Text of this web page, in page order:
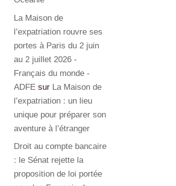
La Maison de
l’expatriation rouvre ses
portes à Paris du 2 juin
au 2 juillet 2026 -
Français du monde -
ADFE sur La Maison de
l’expatriation : un lieu
unique pour préparer son
aventure à l’étranger
Droit au compte bancaire
: le Sénat rejette la
proposition de loi portée